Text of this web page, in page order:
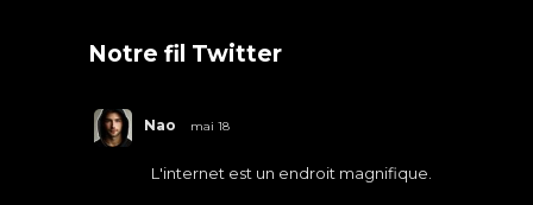
Notre fil Twitter
Nao mai 18
L'internet est un endroit magnifique.